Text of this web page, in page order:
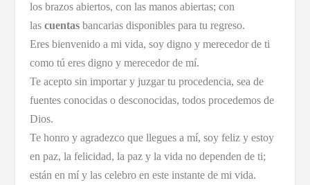
los brazos abiertos, con las manos abiertas; con
las cuentasbancarias disponibles para tu regreso.
Eres bienvenido a mi vida, soy digno y merecedor de ti
como tú eres digno y merecedor de mí.
Te acepto sin importar y juzgar tu procedencia, sea de
fuentes conocidas o desconocidas, todos procedemos de
Dios.
Te honro y agradezco que llegues a mí, soy feliz y estoy
en paz, la felicidad, la paz y la vida no dependen de ti;
están en mí y las celebro en este instante de mi vida.